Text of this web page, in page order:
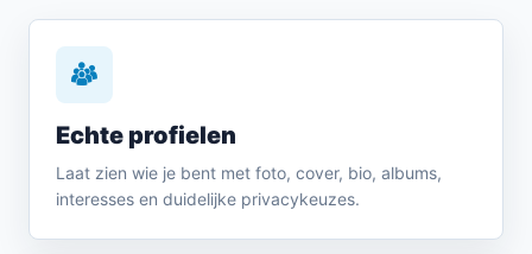
Echte profielen
Laat zien wie je bent met foto, cover, bio, albums,
interesses en duidelijke privacykeuzes.